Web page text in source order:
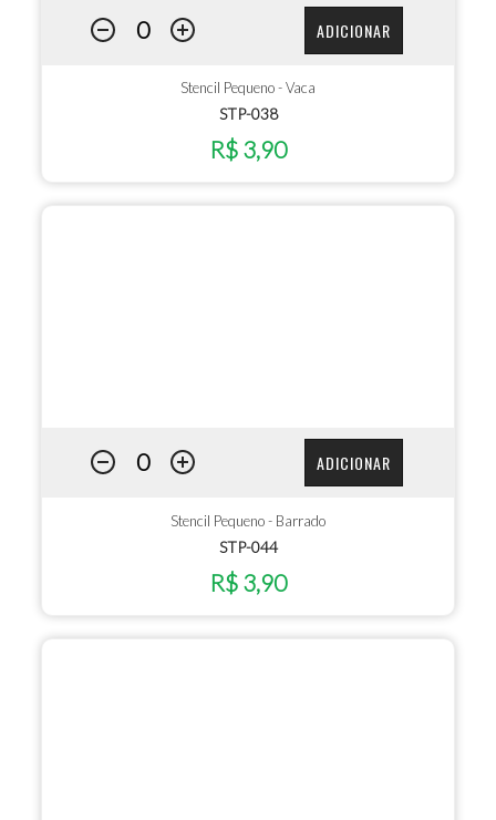
ADICIONAR
Stencil Pequeno - Vaca
STP-038
R$ 3,90
ADICIONAR
Stencil Pequeno - Barrado
STP-044
R$ 3,90